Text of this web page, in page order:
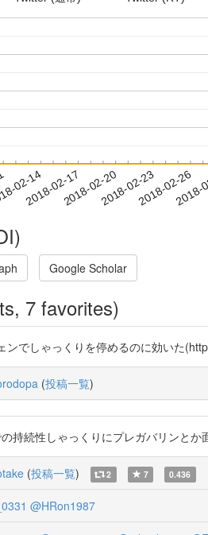
02-14
2018-02-172018-02-202018-02-232018-02-26
Google Scholar
7 favorites)
ンでしゃっくりを停めるのに効いた
(投稿一覧)
持続性しゃっくりにプレガバリンとか
(投稿一覧) 2 7 0.436
@HRon1987